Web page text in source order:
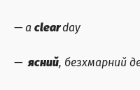
— a clearday
—ясний, безхмарний